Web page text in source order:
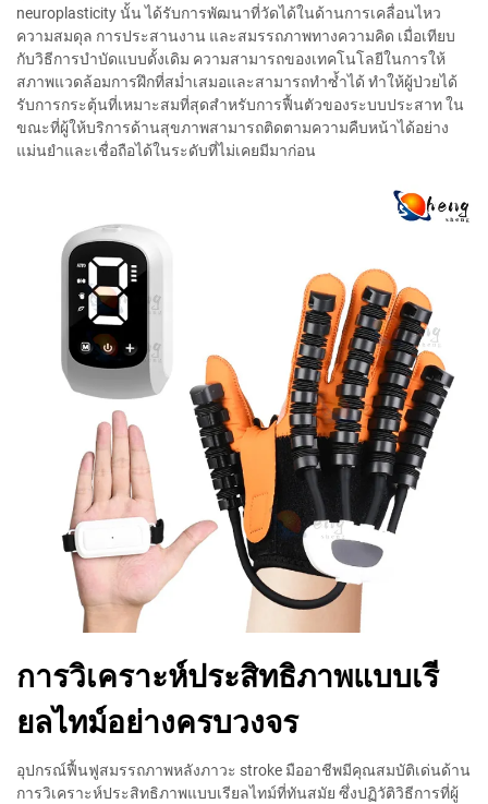
neuroplasticity นั้น ได้รับการพัฒนาที่วัดได้ในด้านการเคลื่อนไหว
ความสมดุล การประสานงาน และสมรรถภาพทางความคิด เมื่อเทียบ
กับวิธีการบำบัดแบบดั้งเดิม ความสามารถของเทคโนโลยีในการให้
สภาพแวดล้อมการฝึกที่สม่ำเสมอและสามารถทำซ้ำได้ ทำให้ผู้ป่วยได้
รับการกระตุ้นที่เหมาะสมที่สุดสำหรับการฟื้นตัวของระบบประสาท ใน
ขณะที่ผู้ให้บริการด้านสุขภาพสามารถติดตามความคืบหน้าได้อย่าง
แม่นยำและเชื่อถือได้ในระดับที่ไม่เคยมีมาก่อน
การวิเคราะห์ประสิทธิภาพแบบเรี
ยลไทม์อย่างครบวงจร
อุปกรณ์ฟื้นฟูสมรรถภาพหลังภาวะ stroke มืออาชีพมีคุณสมบัติเด่นด้าน
การวิเคราะห์ประสิทธิภาพแบบเรียลไทม์ที่ทันสมัย ซึ่งปฏิวัติวิธีการที่ผู้